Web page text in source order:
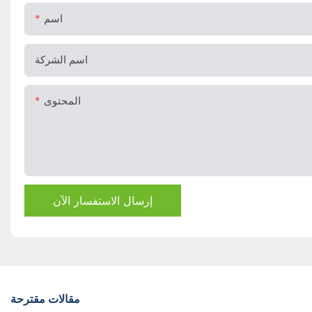
اسم
اسم الشركة
المحتوى
إرسال الاستفسار الآن
مقالات مقترحة